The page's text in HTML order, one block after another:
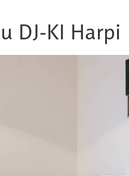
DJ-KI Harpi